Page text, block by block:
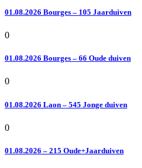
01.08.2026 Bourges – 105 Jaarduiven
0
01.08.2026 Bourges – 66 Oude duiven
0
01.08.2026 Laon – 545 Jonge duiven
0
01.08.2026 – 215 Oude+Jaarduiven